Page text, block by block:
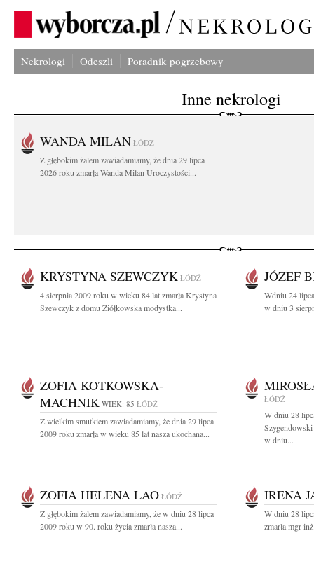
Nekrologi Odeszli Poradnik pogrzebowy
Inne nekrologi
WANDA MILAN ŁÓDŹ
Z głębokim żalem zawiadamiamy, że dnia 29 lipca
2026 roku zmarła Wanda Milan Uroczystości...
KRYSTYNA SZEWCZYK ŁÓDŹ
4 sierpnia 2009 roku w wieku 84 lat zmarła Krystyna
Szewczyk z domu Ziółkowska modystka...
JÓZEF
Wdniu 24
w dniu 3
ZOFIA KOTKOWSKA-
MACHNIK WIEK: 85 ŁÓDŹ
Z wielkim smutkiem zawiadamiamy, że dnia 29 lipca
2009 roku zmarła w wieku 85 lat nasza ukochana...
ŁÓDŹ
W dniu 28
w dniu...
ZOFIA HELENA LAO ŁÓDŹ
Z głębokim żalem zawiadamiamy, że w dniu 28 lipca
2009 roku w 90. roku życia zmarła nasza...
IRENA
W dniu 28
zmarła mgr